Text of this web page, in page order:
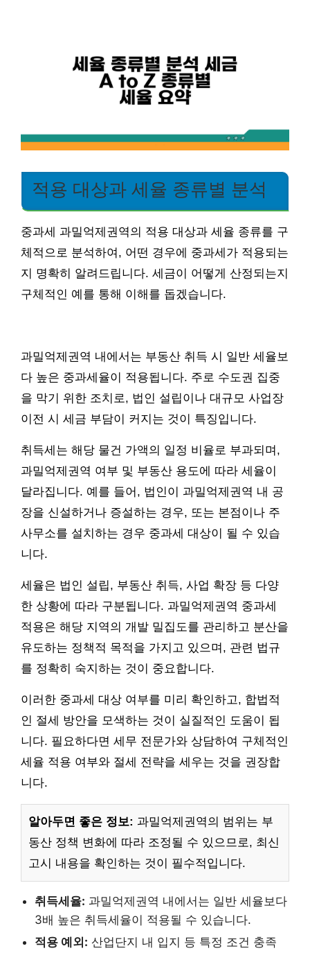
적용 대상과 세율 종류별 분석
중과세 과밀억제권역의 적용 대상과 세율 종류를 구
체적으로 분석하여, 어떤 경우에 중과세가 적용되는
지 명확히 알려드립니다. 세금이 어떻게 산정되는지
구체적인 예를 통해 이해를 돕겠습니다.
과밀억제권역 내에서는 부동산 취득 시 일반 세율보
다 높은 중과세율이 적용됩니다. 주로 수도권 집중
을 막기 위한 조치로, 법인 설립이나 대규모 사업장
이전 시 세금 부담이 커지는 것이 특징입니다.
취득세는 해당 물건 가액의 일정 비율로 부과되며,
과밀억제권역 여부 및 부동산 용도에 따라 세율이
달라집니다. 예를 들어, 법인이 과밀억제권역 내 공
장을 신설하거나 증설하는 경우, 또는 본점이나 주
사무소를 설치하는 경우 중과세 대상이 될 수 있습
니다.
세율은 법인 설립, 부동산 취득, 사업 확장 등 다양
한 상황에 따라 구분됩니다. 과밀억제권역 중과세
적용은 해당 지역의 개발 밀집도를 관리하고 분산을
유도하는 정책적 목적을 가지고 있으며, 관련 법규
를 정확히 숙지하는 것이 중요합니다.
이러한 중과세 대상 여부를 미리 확인하고, 합법적
인 절세 방안을 모색하는 것이 실질적인 도움이 됩
니다. 필요하다면 세무 전문가와 상담하여 구체적인
세율 적용 여부와 절세 전략을 세우는 것을 권장합
니다.
알아두면 좋은 정보: 과밀억제권역의 범위는 부
동산 정책 변화에 따라 조정될 수 있으므로, 최신
고시 내용을 확인하는 것이 필수적입니다.
취득세율: 과밀억제권역 내에서는 일반 세율보다
3배 높은 취득세율이 적용될 수 있습니다.
적용 예외: 산업단지 내 입지 등 특정 조건 충족